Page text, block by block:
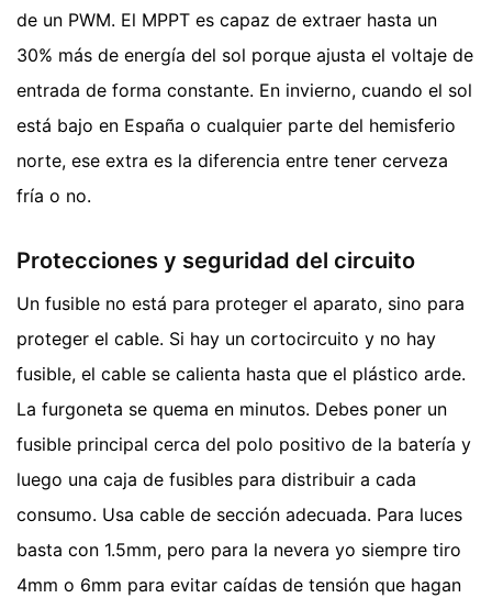
de un PWM. El MPPT es capaz de extraer hasta un
30% más de energía del sol porque ajusta el voltaje de
entrada de forma constante. En invierno, cuando el sol
está bajo en España o cualquier parte del hemisferio
norte, ese extra es la diferencia entre tener cerveza
fría o no.
Protecciones y seguridad del circuito
Un fusible no está para proteger el aparato, sino para
proteger el cable. Si hay un cortocircuito y no hay
fusible, el cable se calienta hasta que el plástico arde.
La furgoneta se quema en minutos. Debes poner un
fusible principal cerca del polo positivo de la batería y
luego una caja de fusibles para distribuir a cada
consumo. Usa cable de sección adecuada. Para luces
basta con 1.5mm, pero para la nevera yo siempre tiro
4mm o 6mm para evitar caídas de tensión que hagan